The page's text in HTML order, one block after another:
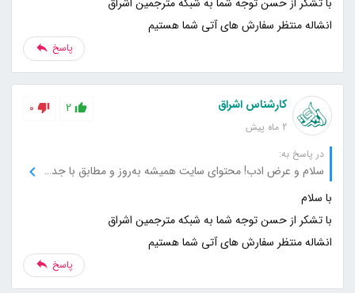
انشاله منتظر سفارش های آتی شما هستیم
پاسخ
کارشناس اشراق
2 ماه پیش
2
0
در پاسخ به:
سلام و عرض ادب! محتوای سایت همیشه به‌روز و مطابق با جدیدترین اطلاعاته. خوشحالم که سایت شما رو پیدا کردم، هر بار که میام سراغ سایت، اطلاعات جدید و مفیدی پیدا می‌کنم.
انشاله منتظر سفارش های آتی شما هستیم
پاسخ